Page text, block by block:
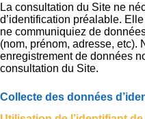
La consultation du Site ne
d’identification préalable.
ne communiquiez de
(nom, prénom, adresse, etc).
enregistrement de données
consultation du Site.
Collecte des données